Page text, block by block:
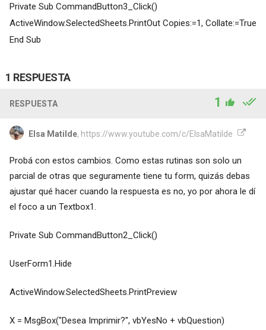
Private Sub CommandButton3_Click()
ActiveWindow.SelectedSheets.PrintOut Copies:=1, Collate:=True
End Sub
1 RESPUESTA
RESPUESTA 1
Elsa Matilde, https://www.youtube.com/c/ElsaMatilde
Probá con estos cambios. Como estas rutinas son solo un
parcial de otras que seguramente tiene tu form, quizás debas
ajustar qué hacer cuando la respuesta es no, yo por ahora le dí
el foco a un Textbox1.
Private Sub CommandButton2_Click()
UserForm1.Hide
ActiveWindow.SelectedSheets.PrintPreview
X = MsgBox("Desea Imprimir?", vbYesNo + vbQuestion)